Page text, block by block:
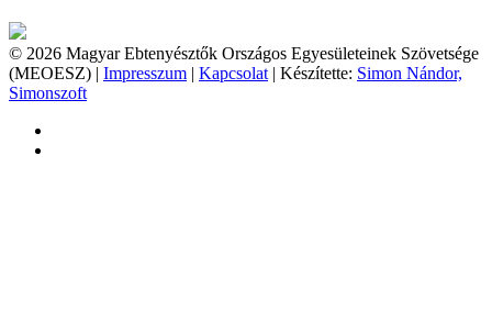
© 2026 Magyar Ebtenyésztők Országos Egyesületeinek Szövetsége
(MEOESZ) | Impresszum | Kapcsolat | Készítette: Simon Nándor,
Simonszoft